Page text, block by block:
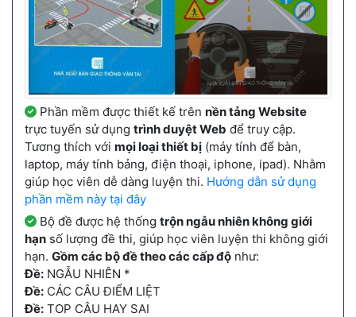
Phần mềm được thiết kế trên nền tảng Website
trực tuyến sử dụng trình duyệt Web để truy cập.
Tương thích với mọi loại thiết bị (máy tính để bàn,
laptop, máy tính bảng, điện thoại, iphone, ipad). Nhằm
giúp học viên dễ dàng luyện thi. Hướng dẫn sử dụng
phần mềm này tại đây
Bộ đề được hệ thống trộn ngẫu nhiên không giới
hạn số lượng đề thi, giúp học viên luyện thi không giới
hạn. Gồm các bộ đề theo các cấp độ như:
Đề: NGẪU NHIÊN *
Đề: CÁC CÂU ĐIỂM LIỆT
Đề: TOP CÂU HAY SAI